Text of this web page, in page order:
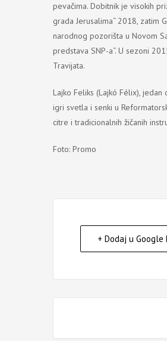
pevačima. Dobitnik je visokih
grada Jerusalima“ 2018, zatim
narodnog pozorišta u Novom
predstava SNP-a“. U sezoni
Travijata.
Lajko Feliks (Lajkó Félix),
igri svetla i senki u
citre i tradicionalnih žičanih
Foto: Promo
+ Dodaj u